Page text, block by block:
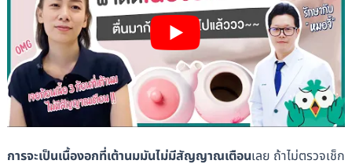
การจะเป็นเนื้องอกที่เต้านมมันไม่มีสัญญาณเตือนเลย ถ้าไม่ตรวจเช็ก